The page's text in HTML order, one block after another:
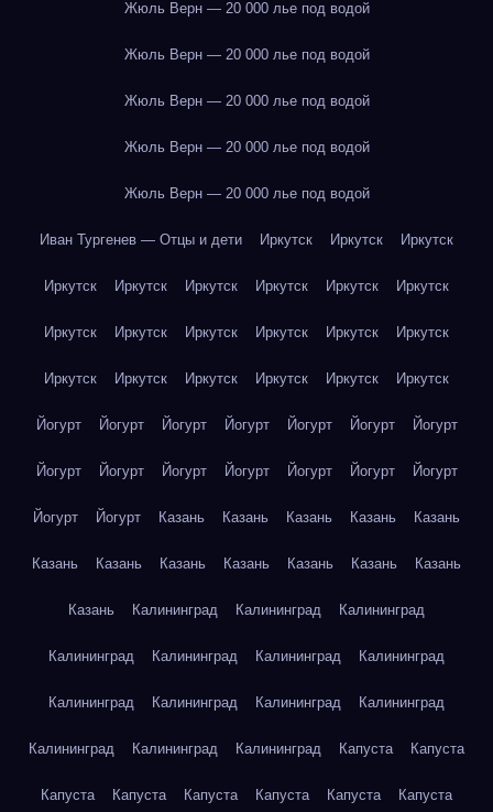
Жюль Верн — 20 000 лье под водой
Жюль Верн — 20 000 лье под водой
Жюль Верн — 20 000 лье под водой
Жюль Верн — 20 000 лье под водой
Жюль Верн — 20 000 лье под водой
Иван Тургенев — Отцы и дети Иркутск Иркутск Иркутск
Иркутск Иркутск Иркутск Иркутск Иркутск Иркутск
Иркутск Иркутск Иркутск Иркутск Иркутск Иркутск
Иркутск Иркутск Иркутск Иркутск Иркутск Иркутск
Йогурт Йогурт Йогурт Йогурт Йогурт Йогурт Йогурт
Йогурт Йогурт Йогурт Йогурт Йогурт Йогурт Йогурт
Йогурт Йогурт Казань Казань Казань Казань Казань
Казань Казань Казань Казань Казань Казань Казань
Казань Калининград Калининград Калининград
Калининград Калининград Калининград Калининград
Калининград Калининград Калининград Калининград
Калининград Калининград Калининград Капуста Капуста
Капуста Капуста Капуста Капуста Капуста Капуста